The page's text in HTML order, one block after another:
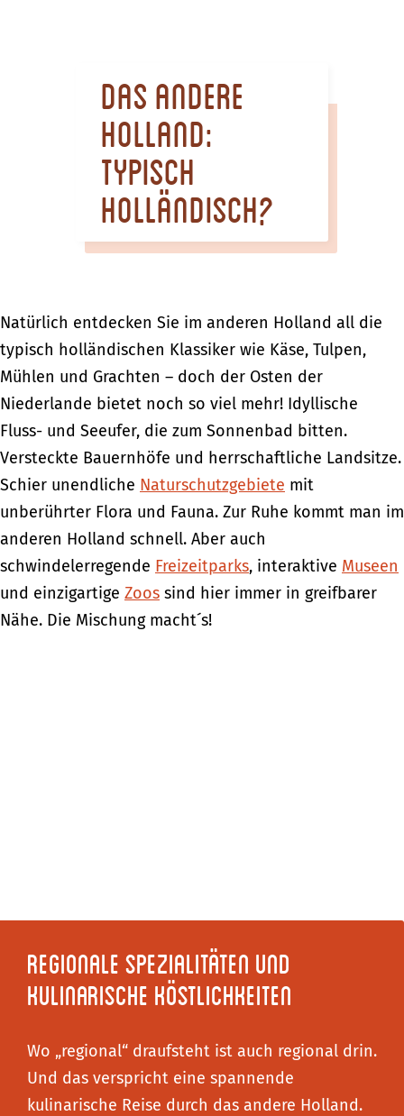
a
g
e
Das andere
Holland:
Typisch
holländisch?
Natürlich entdecken Sie im anderen Holland all die
typisch holländischen Klassiker wie Käse, Tulpen,
Mühlen und Grachten – doch der Osten der
Niederlande bietet noch so viel mehr! Idyllische
Fluss- und Seeufer, die zum Sonnenbad bitten.
Versteckte Bauernhöfe und herrschaftliche Landsitze.
Schier unendliche Naturschutzgebiete mit
unberührter Flora und Fauna. Zur Ruhe kommt man im
anderen Holland schnell. Aber auch
schwindelerregende Freizeitparks, interaktive Museen
und einzigartige Zoos sind hier immer in greifbarer
Nähe. Die Mischung macht´s!
Regionale Spezialitäten und
kulinarische Köstlichkeiten
Wo „regional“ draufsteht ist auch regional drin.
Und das verspricht eine spannende
kulinarische Reise durch das andere Holland.